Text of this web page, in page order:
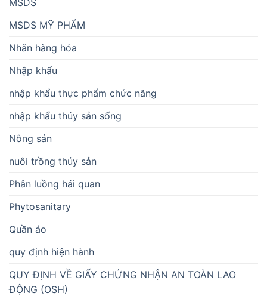
MSDS MỸ PHẨM
Nhãn hàng hóa
Nhập khẩu
nhập khẩu thực phẩm chức năng
nhập khẩu thủy sản sống
Nông sản
nuôi trồng thủy sản
Phân luồng hải quan
Phytosanitary
Quần áo
quy định hiện hành
QUY ĐỊNH VỀ GIẤY CHỨNG NHẬN AN TOÀN LAO
ĐỘNG (OSH)